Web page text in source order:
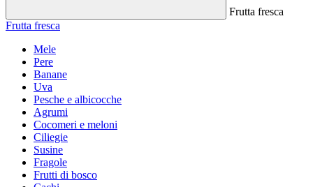
Frutta fresca
Frutta fresca
Mele
Pere
Banane
Uva
Pesche e albicocche
Agrumi
Cocomeri e meloni
Ciliegie
Susine
Fragole
Frutti di bosco